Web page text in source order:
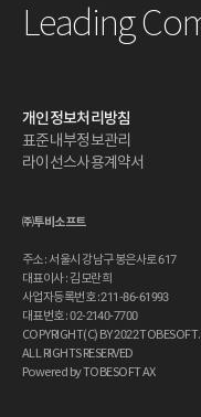
Leading
개인정보처리방침
표준내부정보관리
라이선스사용계약서
㈜투비소프트
주소 : 서울시 강남구 봉은사로 617
대표이사 : 김모란희
사업자등록번호 : 211-86-61993
대표번호 : 02-2140-7700
COPYRIGHT(C) BY 2022
ALL RIGHTS RESERVED
Powered by TOBESOFT AX